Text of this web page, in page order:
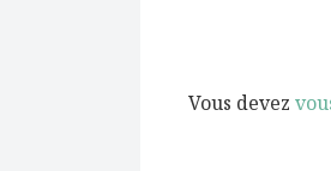
Vous devez